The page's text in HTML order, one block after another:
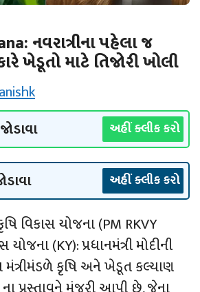
નવરાત્રીના પહેલા જ
ખેડૂતો માટે તિજોરી ખોલી
અહીં ક્લીક કરો
અહીં ક્લીક કરો
કૃષિ વિકાસ યોજના (PM RKVY
યોજના (KY): પ્રધાનમંત્રી મોદીની
મંત્રીમંડળે કૃષિ અને ખેડૂત કલ્‍યાણ